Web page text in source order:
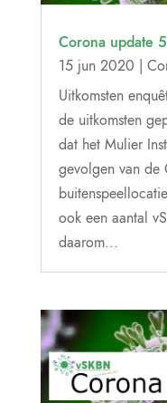
Corona update 5
15 jun 2020 |
Uitkomsten
de uitkomsten
dat het Mulier
gevolgen van de
ook een aantal
daarom...